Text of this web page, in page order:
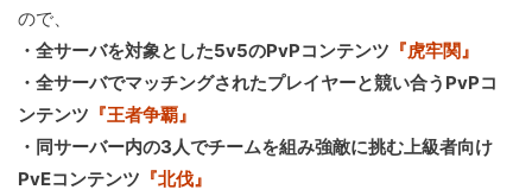
ので、
・全サーバを対象とした5v5のPvPコンテンツ 『虎牢関』
・全サーバでマッチングされたプレイヤーと競い合うPvPコ
ンテンツ 『王者争覇』
・同サーバー内の3人でチームを組み強敵に挑む上級者向け
PvEコンテンツ 『北伐』